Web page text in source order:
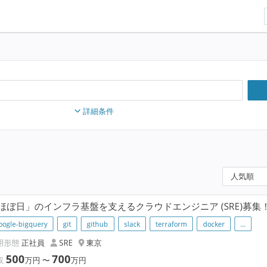
詳細条件
ほぼ日」のインフラ基盤を支えるクラウドエンジニア (SRE)募集！
bigquery git github slack terraform docker …
形態 正社員 SRE
東京
500万円 〜700万円